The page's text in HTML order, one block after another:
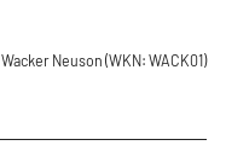
Wacker Neuson (WKN: WACK01)